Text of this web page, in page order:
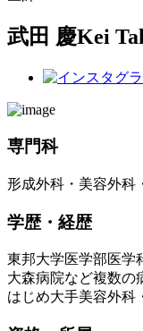
武田 慶Kei
専門科
形成外科・美容外科
学歴・経歴
東邦大学医学部医学
大森病院など複数の
はじめ大手美容外科